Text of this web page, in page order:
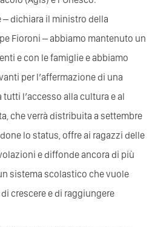
– dichiara il ministro della
Fioroni – abbiamo mantenuto un
e con le famiglie e abbiamo
per l’affermazione di una
l’accesso alla cultura e al
che verrà distribuita a settembre
lo status, offre ai ragazzi delle
e diffonde ancora di più
sistema scolastico che vuole
crescere e di raggiungere